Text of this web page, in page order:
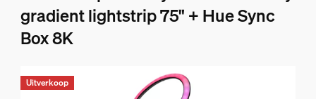
gradient lightstrip 75" + Hue Sync
Box 8K
Uitverkoop